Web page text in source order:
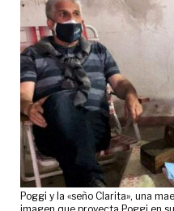
Poggi y la «seño Clarita», una